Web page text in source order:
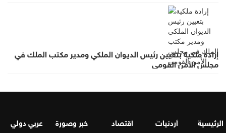
إرادة ملكية بتعيين رئيس الديوان الملكي ومدير مكتب الملك في
مجلس الأمن القومي
الرئيسية أردنيات اقتصاد خبر وصورة
عربي دولي